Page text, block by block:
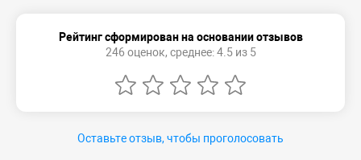
Рейтинг сформирован на основании отзывов
246 оценок, среднее: 4.5 из 5
Оставьте отзыв, чтобы проголосовать